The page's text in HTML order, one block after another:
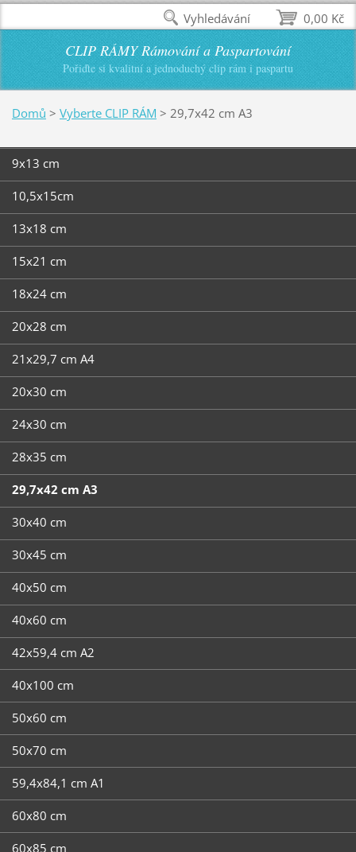
CLIP RÁMY Rámování a Paspartování
Pořiďte si kvalitní a jednoduchý clip rám i paspartu
Domů > Vyberte CLIP RÁM > 29,7x42 cm A3
9x13 cm
10,5x15cm
13x18 cm
15x21 cm
18x24 cm
20x28 cm
21x29,7 cm A4
20x30 cm
24x30 cm
28x35 cm
29,7x42 cm A3
30x40 cm
30x45 cm
40x50 cm
40x60 cm
42x59,4 cm A2
40x100 cm
50x60 cm
50x70 cm
59,4x84,1 cm A1
60x80 cm
60x85 cm
0,00 Kč
Vyhledávání